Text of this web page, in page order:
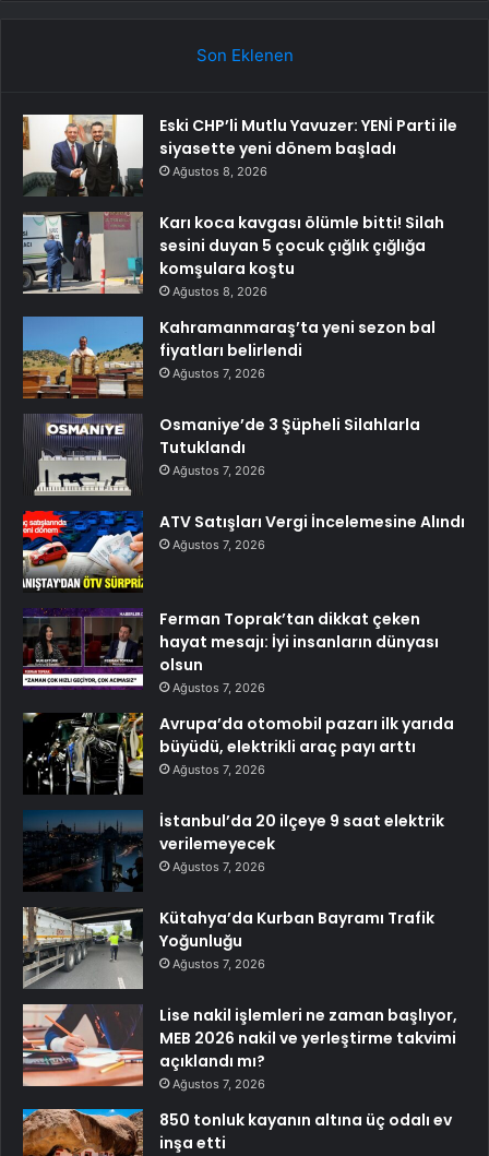
Son Eklenen
Eski CHP’li Mutlu Yavuzer: YENİ Parti ile
siyasette yeni dönem başladı
Ağustos 8, 2026
Karı koca kavgası ölümle bitti! Silah
sesini duyan 5 çocuk çığlık çığlığa
komşulara koştu
Ağustos 8, 2026
Kahramanmaraş’ta yeni sezon bal
fiyatları belirlendi
Ağustos 7, 2026
Osmaniye’de 3 Şüpheli Silahlarla
Tutuklandı
Ağustos 7, 2026
ATV Satışları Vergi İncelemesine Alındı
Ağustos 7, 2026
Ferman Toprak’tan dikkat çeken
hayat mesajı: İyi insanların dünyası
olsun
Ağustos 7, 2026
Avrupa’da otomobil pazarı ilk yarıda
büyüdü, elektrikli araç payı arttı
Ağustos 7, 2026
İstanbul’da 20 ilçeye 9 saat elektrik
verilemeyecek
Ağustos 7, 2026
Kütahya’da Kurban Bayramı Trafik
Yoğunluğu
Ağustos 7, 2026
Lise nakil işlemleri ne zaman başlıyor,
MEB 2026 nakil ve yerleştirme takvimi
açıklandı mı?
Ağustos 7, 2026
850 tonluk kayanın altına üç odalı ev
inşa etti